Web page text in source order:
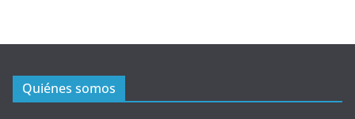
Quiénes somos